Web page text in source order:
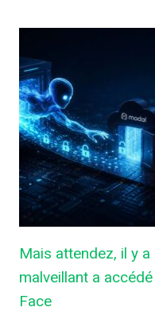
Mais attendez, il y
malveillant a
Face